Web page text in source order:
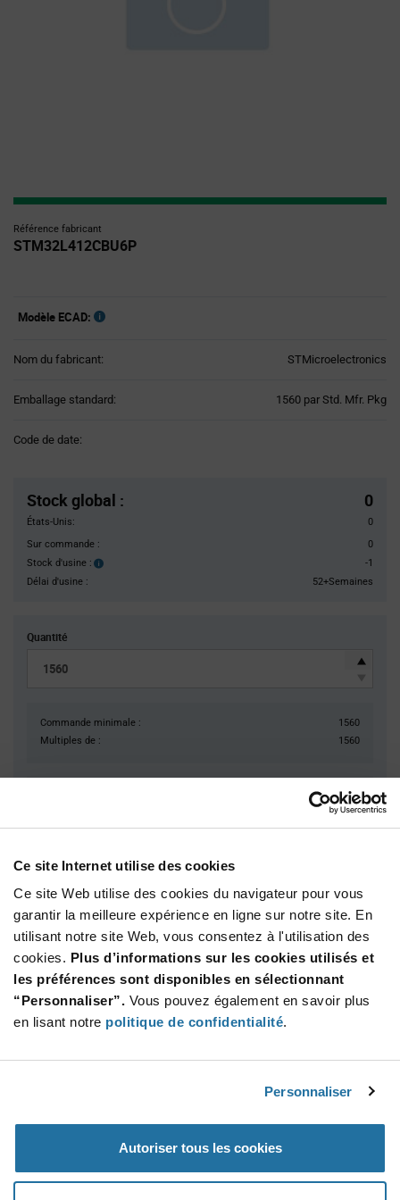
Ce site Internet utilise des cookies
Ce site Web utilise des cookies du navigateur pour vous
garantir la meilleure expérience en ligne sur notre site. En
utilisant notre site Web, vous consentez à l'utilisation des
cookies. Plus d’informations sur les cookies utilisés et
les préférences sont disponibles en sélectionnant
“Personnaliser”. Vous pouvez également en savoir plus
en lisant notre politique de confidentialité.
Personnaliser
Autoriser tous les cookies
Référence fabricant
STM32L412CBU6P
Modèle ECAD:
Nom du fabricant: STMicroelectronics
Emballage standard: 1560 par Std. Mfr. Pkg
Code de date:
Stock global : 0
États-Unis:
0
Sur commande :
0
Stock d'usine :
Stock
-1
Délai d'usine :
52+Semaines
Quantité
Commande minimale :
1560
Multiples de :
1560
3 104,40 $
USD
Quantité Prix unitaire
1 560+ $1.99
Product
Variant
Emballages disponibles
du produit